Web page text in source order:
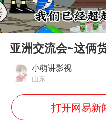
宇
白
手
Play
00:00
亚洲交流会~这俩
小萌讲影视
山东
打开网易新